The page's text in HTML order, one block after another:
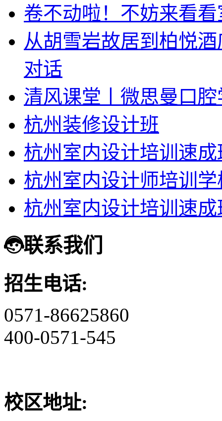
卷不动啦！不妨来看
从胡雪岩故居到柏悦
对话
清风课堂丨微思曼口
杭州装修设计班
杭州室内设计培训速成
杭州室内设计师培训
杭州室内设计培训速成
联系我们
招生电话:
0571-86625860
400-0571-545
校区地址: